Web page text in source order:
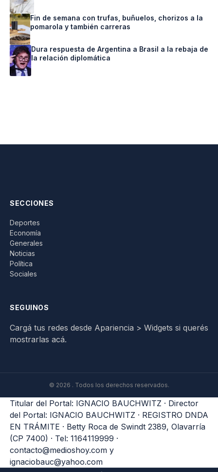
Fin de semana con trufas, buñuelos, chorizos a la
pomarola y también carreras
Dura respuesta de Argentina a Brasil a la rebaja de
la relación diplomática
SECCIONES
Deportes
Economía
Generales
Noticias
Política
Sociales
SEGUINOS
Cargá tus redes desde Apariencia > Widgets si querés
mostrarlas acá.
© 2026 . Todos los derechos reservados.
Titular del Portal: IGNACIO BAUCHWITZ · Director
del Portal: IGNACIO BAUCHWITZ · REGISTRO DNDA
EN TRÁMITE · Betty Roca de Swindt 2389, Olavarría
(CP 7400) · Tel: 1164119999 ·
contacto@medioshoy.com y
ignaciobauc@yahoo.com